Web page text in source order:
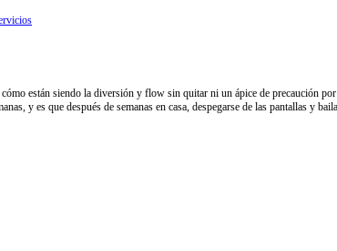
están siendo la diversión y flow sin quitar ni un ápice de precaución
y es que después de semanas en casa, despegarse de las pantallas y